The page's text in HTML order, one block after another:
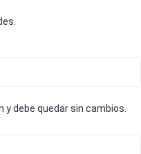
y debe quedar sin cambios.